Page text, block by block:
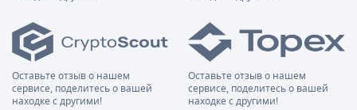
Оставьте отзыв о нашем
сервисе, поделитесь о вашей
находке с другими!
Оставьте отзыв о нашем
сервисе, поделитесь о вашей
находке с другими!